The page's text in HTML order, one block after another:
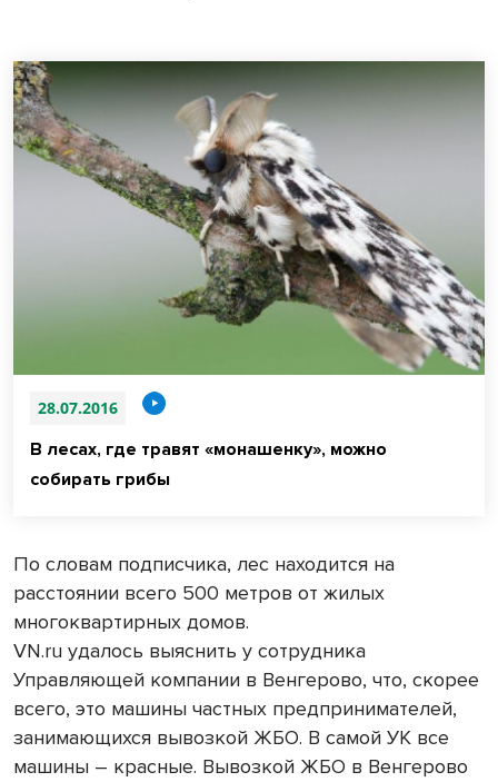
28.07.2016
В лесах, где травят «монашенку», можно
собирать грибы
По словам подписчика, лес находится на
расстоянии всего 500 метров от жилых
многоквартирных домов.
VN.ru удалось выяснить у сотрудника
Управляющей компании в Венгерово, что, скорее
всего, это машины частных предпринимателей,
занимающихся вывозкой ЖБО. В самой УК все
машины – красные. Вывозкой ЖБО в Венгерово